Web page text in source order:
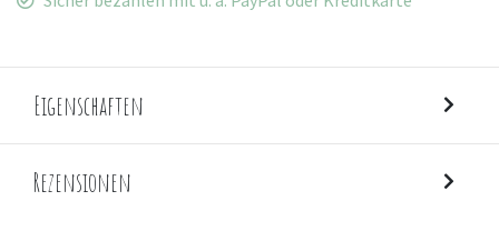
Eigenschaften
Rezensionen